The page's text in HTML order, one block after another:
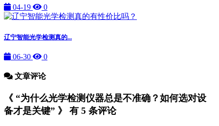
04-19 0
辽宁智能光学检测真的...
06-30 0
文章评论
《 “为什么光学检测仪器总是不准确？如何选对设
备才是关键” 》 有 5 条评论